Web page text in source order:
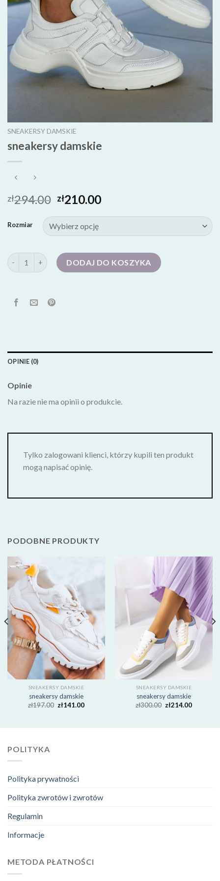
SNEAKERSY DAMSKIE
sneakersy damskie
zł294.00 zł210.00
Rozmiar
ilość sneakersy damskieDODAJ DO KOSZYKA
OPINIE (0)
Opinie
Na razie nie ma opinii o produkcie.
Tylko zalogowani klienci, którzy kupili ten produkt
mogą napisać opinię.
PODOBNE PRODUKTY
SNEAKERSY DAMSKIE
sneakersy damskie
zł197.00 zł141.00
SNEAKERSY DAMSKIE
sneakersy damskie
zł300.00 zł214.00
POLITYKA
Polityka prywatności
Polityka zwrotów i zwrotów
Regulamin
Informacje
METODA PŁATNOŚCI